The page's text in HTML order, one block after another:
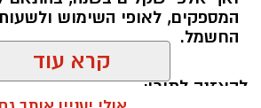
המספקים, לאופי השימוש
החשמל.
להאזנה לתוכן:
קרא עוד